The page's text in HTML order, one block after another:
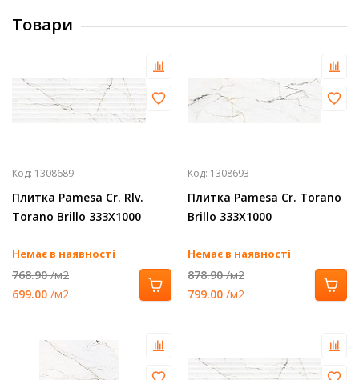
Товари
Код: 1308689
Плитка Pamesa Cr. Rlv.
Torano Brillo 333Х1000
Немає в наявності
768.90/м2
699.00 /м2
Код: 1308693
Плитка Pamesa Cr. Torano
Brillo 333Х1000
Немає в наявності
878.90/м2
799.00 /м2